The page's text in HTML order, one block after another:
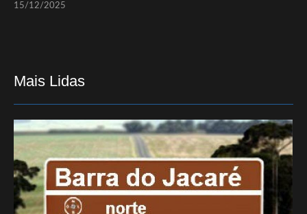
15/12/2025
Mais Lidas